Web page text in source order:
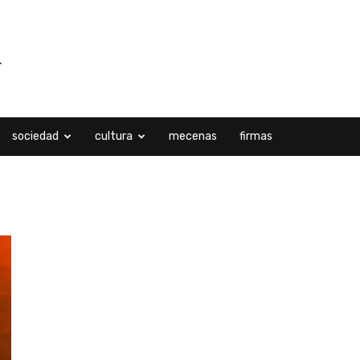
sociedad cultura mecenas firmas